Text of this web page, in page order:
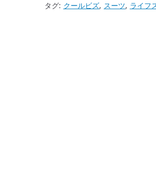
タグ: クールビズ, スーツ, ライフ